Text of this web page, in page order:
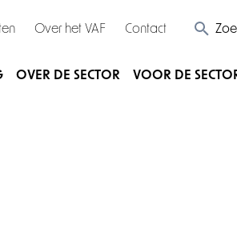
Over het VAF Contact
OVER DE SECTOR VOOR DE